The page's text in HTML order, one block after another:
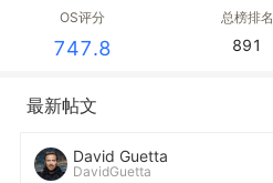
OS评分
747.8
总榜排名
891
最新帖文
David Guetta
DavidGuetta